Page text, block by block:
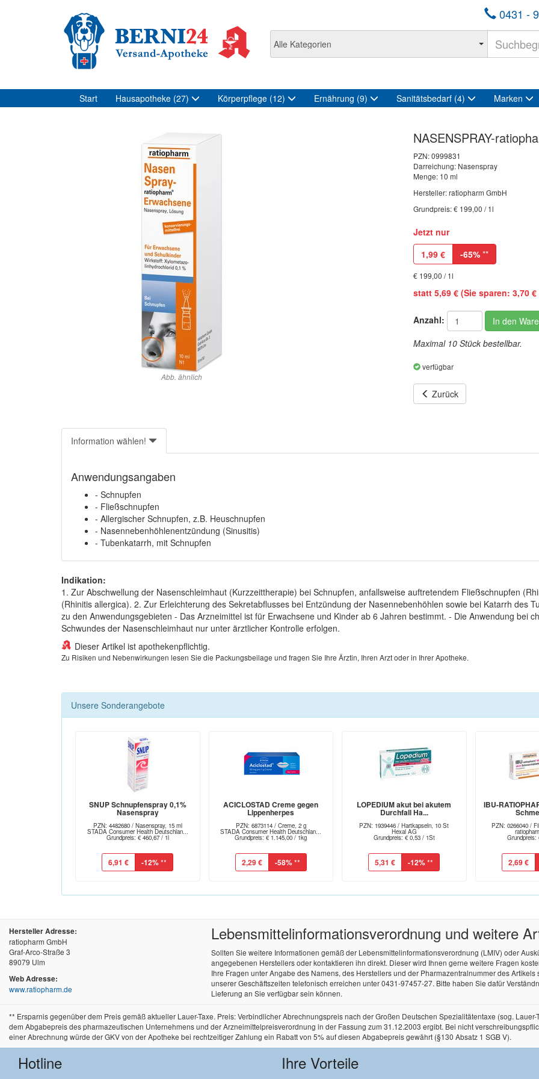
0431 -
Start Hausapotheke (27) Körperpflege (12) Ernährung (9) Sanitätsbedarf (4) Marken
Abb. ähnlich
NASENSPRAY-
PZN:0999831
Darreichung: Nasenspray
Menge: 10 ml
Hersteller: ratiopharm GmbH
Grundpreis: € 199,00 / 1l
Jetzt nur
1,99 € -65% **
€ 199,00 / 1l
statt 5,69 € (Sie sparen: 3,70 €
Anzahl:
In den
Maximal 10 Stück bestellbar.
verfügbar
Zurück
Information wählen!
Anwendungsangaben
- Schnupfen
- Fließschnupfen
- Allergischer Schnupfen, z.B. Heuschnupfen
- Nasennebenhöhlenentzündung (Sinusitis)
- Tubenkatarrh, mit Schnupfen
Indikation:
1. Zur Abschwellung der Nasenschleimhaut (Kurzzeittherapie) bei Schnupfen, anfallsweise auftretendem Fließschnupfen
(Rhinitis allergica). 2. Zur Erleichterung des Sekretabflusses bei Entzündung der Nasennebenhöhlen sowie bei Katarrh des
zu den Anwendungsgebieten - Das Arzneimittel ist für Erwachsene und Kinder ab 6 Jahren bestimmt. - Die Anwendung bei
Schwundes der Nasenschleimhaut nur unter ärztlicher Kontrolle erfolgen.
Dieser Artikel ist apothekenpflichtig.
Zu Risiken und Nebenwirkungen lesen Sie die Packungsbeilage und fragen Sie Ihre Ärztin, Ihren Arzt oder in Ihrer Apotheke.
Unsere Sonderangebote
SNUP Schnupfenspray 0,1%
Nasenspray
PZN: 4482680 / Nasenspray, 15 ml
STADA Consumer Health Deutschlan...
Grundpreis: € 460,67 / 1l
6,91 € -12%**
ACICLOSTAD Creme gegen
Lippenherpes
PZN: 6873114 / Creme, 2 g
STADA Consumer Health Deutschlan...
Grundpreis: € 1.145,00 / 1kg
2,29 € -58%**
LOPEDIUM akut bei akutem
Durchfall Ha...
PZN: 1939446 / Hartkapseln, 10 St
Hexal AG
Grundpreis: € 0,53 / 1St
5,31 € -12%**
IBU-
PZN: 0266040 /
2,69 €
Hersteller Adresse:
ratiopharm GmbH
Graf-Arco-Straße 3
89079 Ulm
Web Adresse:
www.ratiopharm.de
Lebensmittel­informations­verordnung und weitere
Sollten Sie weitere Informationen gemäß der Lebensmittel­informations­verordnung (LMIV) oder
angegebenen Herstellers oder kontaktieren ihn direkt. Dieser wird Ihnen gerne weitere Fragen
Ihre Fragen unter Angabe des Namens, des Herstellers und der Pharmazentralnummer des
unserer Geschäftszeiten telefonisch erreichen unter 0431-97457-27. Bitte haben Sie dafür
Lieferung an Sie verfügbar sein können.
** Ersparnis gegenüber dem Preis gemäß aktueller Lauer-Taxe. Preis: Verbindlicher Abrechnungspreis nach der Großen Deutschen Spezialitätentaxe (sog.
dem Abgabepreis des pharmazeutischen Unternehmens und der Arzneimittelpreisverordnung in der Fassung zum 31.12.2003 ergibt. Bei nicht
einer Abrechnung würde der GKV von der Apotheke bei rechtzeitiger Zahlung ein Rabatt von 5% auf diesen Abgabepreis gewährt (§130 Absatz 1 SGB V).
Hotline Ihre Vorteile